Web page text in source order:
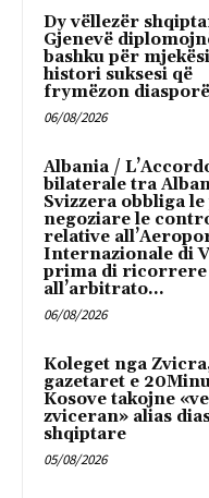
Dy vëllezër
Gjenevë
bashku për
histori suksesi që
frymëzon
06/08/2026
Albania /
bilaterale tra
Svizzera obbliga
negoziare le
relative
Internazionale di
prima di ricorrere
all’arbitrato...
06/08/2026
Koleget nga
gazetaret e
Kosove takojne
zviceran» alias
shqiptare
05/08/2026